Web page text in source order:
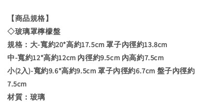
【商品規格】
◇玻璃罩檸檬盤
規格：大-寬約20*高約17.5cm 罩子內徑約13.8cm
中-寬約12*高約12cm 內徑約9.5cm 內高約7.5cm
小(2入)-寬約9.6*高約9.5cm 罩子內徑約6.7cm 盤子內徑約
7.5cm
材質：玻璃